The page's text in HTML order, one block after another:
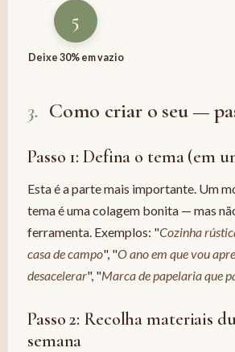
5
Deixe 30% em vazio
3. Como criar o seu —
Passo 1: Defina o tema (em
Esta é a parte mais importante. Um
tema é uma colagem bonita — mas
ferramenta. Exemplos: "Cozinha
casa de campo", "O ano em que vou
desacelerar", "Marca de papelaria que
Passo 2: Recolha materiais
semana